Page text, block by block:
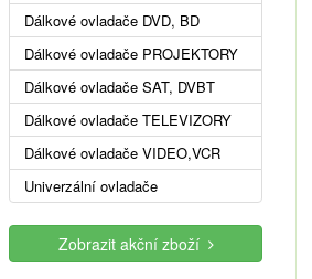
Dálkové ovladače DVD, BD
Dálkové ovladače PROJEKTORY
Dálkové ovladače SAT, DVBT
Dálkové ovladače TELEVIZORY
Dálkové ovladače VIDEO,VCR
Univerzální ovladače
Zobrazit akční zboží